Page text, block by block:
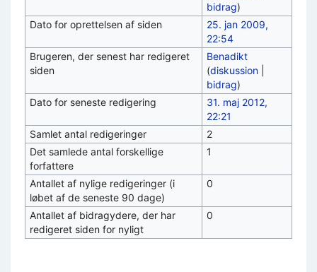
bidrag)
Dato for oprettelsen af siden
25. jan 2009,
22:54
Brugeren, der senest har redigeret
siden
Benadikt
(diskussion|
bidrag)
Dato for seneste redigering
31. maj 2012,
22:21
Samlet antal redigeringer
2
Det samlede antal forskellige
forfattere
1
Antallet af nylige redigeringer (i
løbet af de seneste 90 dage)
0
Antallet af bidragydere, der har
redigeret siden for nyligt
0